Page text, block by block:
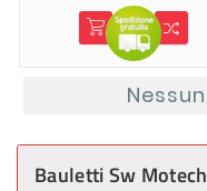
Bauletti Sw Motech